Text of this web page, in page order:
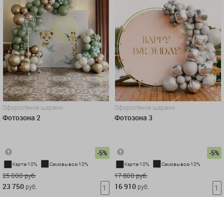
Оформление шарами
Фотозона 2
-5%
Карта-10% Самовывоз-10%
25 000 руб.
23 750 руб.
Оформление шарами
Фотозона 3
-5%
Карта-10% Самовывоз-10%
17 800 руб.
16 910 руб.